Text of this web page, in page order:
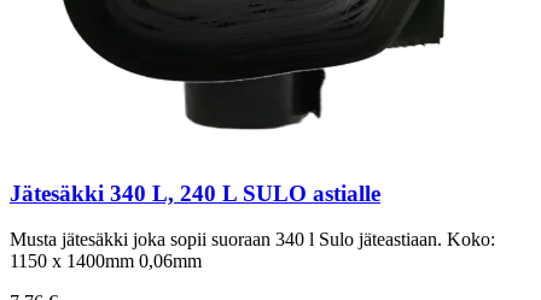
Jätesäkki 340 L, 240 L SULO astialle
Musta jätesäkki joka sopii suoraan 340 l Sulo jäteastiaan. Koko:
1150 x 1400mm 0,06mm